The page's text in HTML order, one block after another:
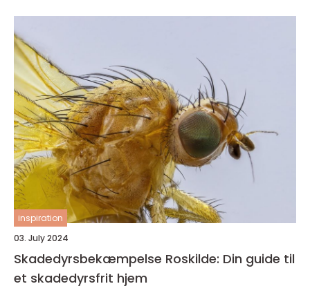
inspiration
03. July 2024
Skadedyrsbekæmpelse Roskilde: Din guide til
et skadedyrsfrit hjem